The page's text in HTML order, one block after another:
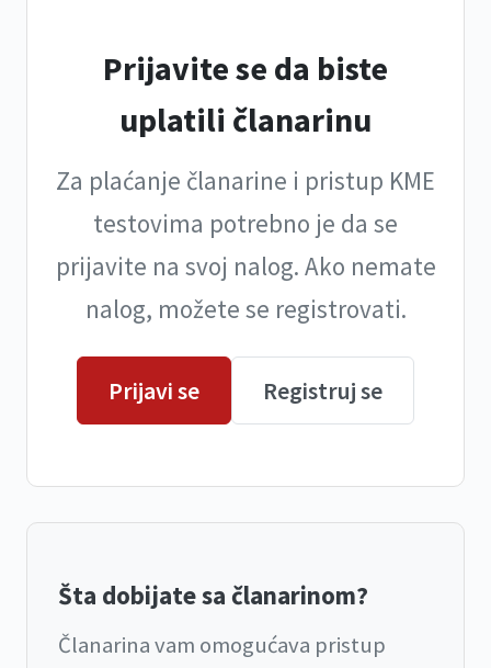
Prijavite se da biste
uplatili članarinu
Za plaćanje članarine i pristup KME
testovima potrebno je da se
prijavite na svoj nalog. Ako nemate
nalog, možete se registrovati.
Prijavi se Registruj se
Šta dobijate sa članarinom?
Članarina vam omogućava pristup